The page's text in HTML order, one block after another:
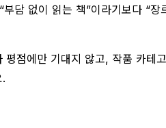
담 없이 읽는 책”이라기보다 “장
점에만 기대지 않고, 작품 카테